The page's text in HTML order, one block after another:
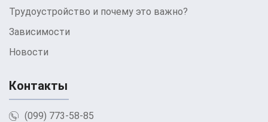
Трудоустройство и почему это важно?
Зависимости
Новости
Контакты
(099) 773-58-85